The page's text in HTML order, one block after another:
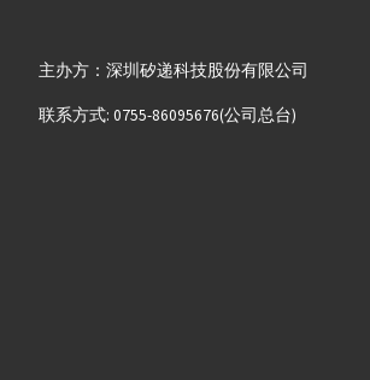
主办方：深圳矽递科技股份有限公司
联系方式: 0755-86095676(公司总台)